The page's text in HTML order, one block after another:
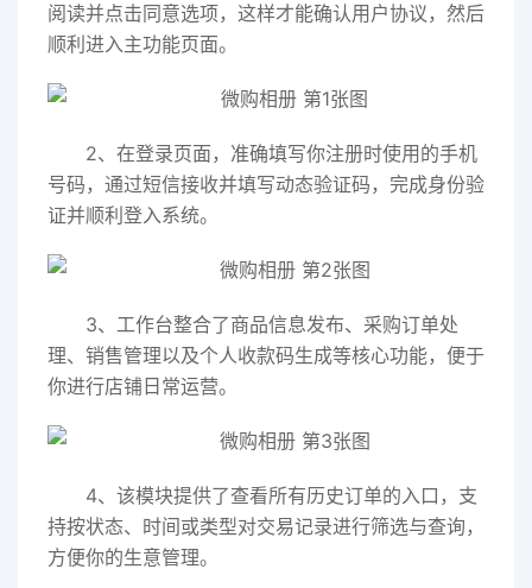
阅读并点击同意选项，这样才能确认用户协议，然后
顺利进入主功能页面。
2、在登录页面，准确填写你注册时使用的手机
号码，通过短信接收并填写动态验证码，完成身份验
证并顺利登入系统。
3、工作台整合了商品信息发布、采购订单处
理、销售管理以及个人收款码生成等核心功能，便于
你进行店铺日常运营。
4、该模块提供了查看所有历史订单的入口，支
持按状态、时间或类型对交易记录进行筛选与查询，
方便你的生意管理。